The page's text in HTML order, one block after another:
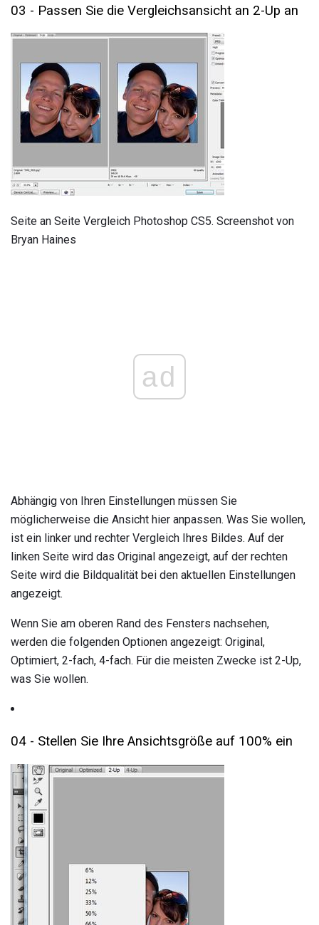
03 - Passen Sie die Vergleichsansicht an 2-Up an
Seite an Seite Vergleich Photoshop CS5. Screenshot von
Bryan Haines
ad
Abhängig von Ihren Einstellungen müssen Sie
möglicherweise die Ansicht hier anpassen. Was Sie wollen,
ist ein linker und rechter Vergleich Ihres Bildes. Auf der
linken Seite wird das Original angezeigt, auf der rechten
Seite wird die Bildqualität bei den aktuellen Einstellungen
angezeigt.
Wenn Sie am oberen Rand des Fensters nachsehen,
werden die folgenden Optionen angezeigt: Original,
Optimiert, 2-fach, 4-fach. Für die meisten Zwecke ist 2-Up,
was Sie wollen.
04 - Stellen Sie Ihre Ansichtsgröße auf 100% ein